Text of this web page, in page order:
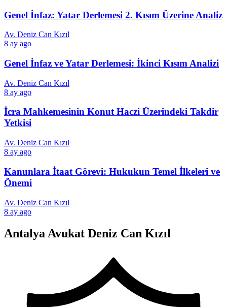
Genel İnfaz: Yatar Derlemesi 2. Kısım Üzerine Analiz
Av. Deniz Can Kızıl
8 ay ago
Genel İnfaz ve Yatar Derlemesi: İkinci Kısım Analizi
Av. Deniz Can Kızıl
8 ay ago
İcra Mahkemesinin Konut Haczi Üzerindeki Takdir
Yetkisi
Av. Deniz Can Kızıl
8 ay ago
Kanunlara İtaat Görevi: Hukukun Temel İlkeleri ve
Önemi
Av. Deniz Can Kızıl
8 ay ago
Antalya Avukat Deniz Can Kızıl